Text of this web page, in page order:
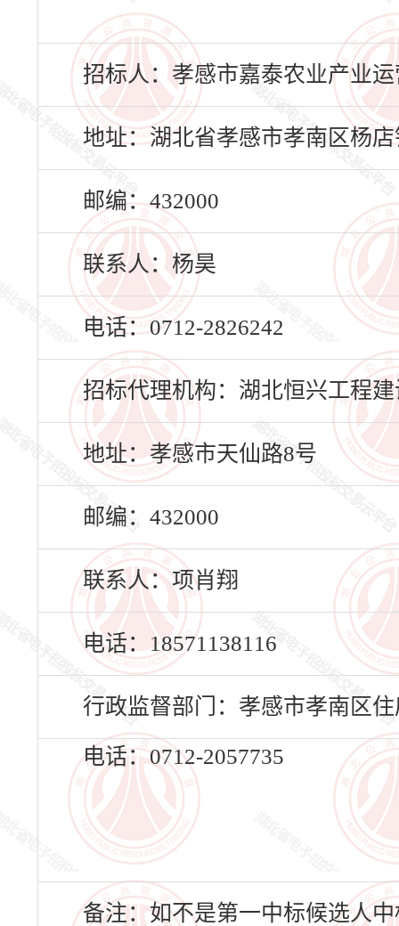
招标人：孝感市嘉泰农业产业
地址：湖北省孝感市孝南区杨
邮编：432000
联系人：杨昊
电话：0712-2826242
招标代理机构：湖北恒兴工程
地址：孝感市天仙路8号
邮编：432000
联系人：项肖翔
电话：18571138116
行政监督部门：孝感市孝南区
电话：0712-2057735
备注：如不是第一中标候选人